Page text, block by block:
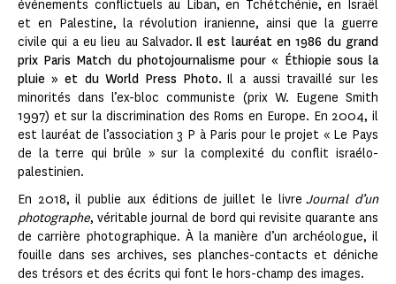
événements conflictuels au Liban, en Tchétchénie, en Israël
et en Palestine, la révolution iranienne, ainsi que la guerre
civile qui a eu lieu au Salvador. Il est lauréat en 1986 du grand
prix Paris Match du photojournalisme pour « Éthiopie sous la
pluie » et du World Press Photo. Il a aussi travaillé sur les
minorités dans l’ex-bloc communiste (prix W. Eugene Smith
1997) et sur la discrimination des Roms en Europe. En 2004, il
est lauréat de l’association 3 P à Paris pour le projet « Le Pays
de la terre qui brûle » sur la complexité du conflit israélo-
palestinien.
En 2018, il publie aux éditions de juillet le livreJournal d’un
photographe, véritable journal de bord qui revisite quarante ans
de carrière photographique. À la manière d’un archéologue, il
fouille dans ses archives, ses planches-contacts et déniche
des trésors et des écrits qui font le hors-champ des images.